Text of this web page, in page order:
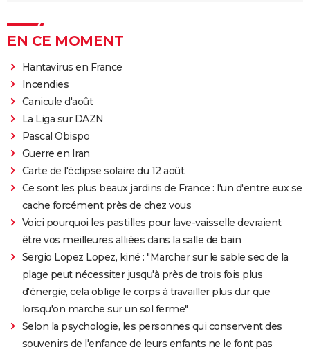
EN CE MOMENT
Hantavirus en France
Incendies
Canicule d'août
La Liga sur DAZN
Pascal Obispo
Guerre en Iran
Carte de l'éclipse solaire du 12 août
Ce sont les plus beaux jardins de France : l'un d'entre eux se
cache forcément près de chez vous
Voici pourquoi les pastilles pour lave-vaisselle devraient
être vos meilleures alliées dans la salle de bain
Sergio Lopez Lopez, kiné : "Marcher sur le sable sec de la
plage peut nécessiter jusqu'à près de trois fois plus
d'énergie, cela oblige le corps à travailler plus dur que
lorsqu'on marche sur un sol ferme"
Selon la psychologie, les personnes qui conservent des
souvenirs de l'enfance de leurs enfants ne le font pas